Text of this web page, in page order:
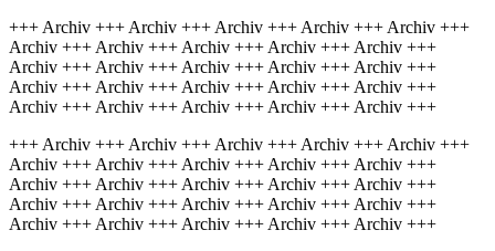
+++ Archiv +++ Archiv +++ Archiv +++ Archiv +++ Archiv +++
Archiv +++ Archiv +++ Archiv +++ Archiv +++ Archiv +++
Archiv +++ Archiv +++ Archiv +++ Archiv +++ Archiv +++
Archiv +++ Archiv +++ Archiv +++ Archiv +++ Archiv +++
Archiv +++ Archiv +++ Archiv +++ Archiv +++ Archiv +++
+++ Archiv +++ Archiv +++ Archiv +++ Archiv +++ Archiv +++
Archiv +++ Archiv +++ Archiv +++ Archiv +++ Archiv +++
Archiv +++ Archiv +++ Archiv +++ Archiv +++ Archiv +++
Archiv +++ Archiv +++ Archiv +++ Archiv +++ Archiv +++
Archiv +++ Archiv +++ Archiv +++ Archiv +++ Archiv +++